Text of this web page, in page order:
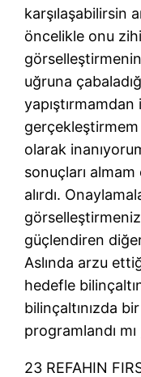
karşılaşabilirsin
öncelikle onu
uğruna
gerçekleştirmem
olarak
sonuçları almam
alırdı.
güçlendiren
Aslında arzu
hedefle
bilinçaltınızda
programlandı
23 REFAHIN